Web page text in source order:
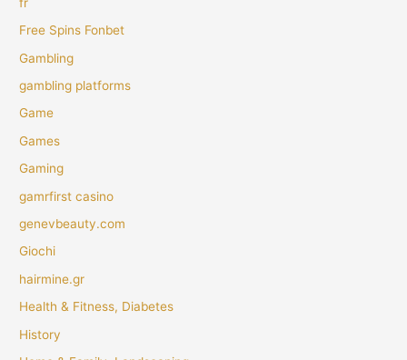
Free Spins Fonbet
Gambling
gambling platforms
Game
Games
Gaming
gamrfirst casino
genevbeauty.com
Giochi
hairmine.gr
Health & Fitness, Diabetes
History